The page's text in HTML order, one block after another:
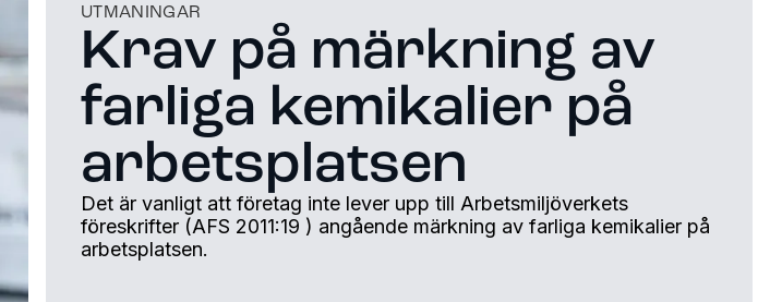
UTMANINGAR
Krav på märkning av
farliga kemikalier på
arbetsplatsen
Det är vanligt att företag inte lever upp till Arbetsmiljöverkets
föreskrifter (AFS 2011:19 ) angående märkning av farliga kemikalier på
arbetsplatsen.